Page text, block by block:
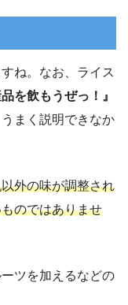
ね。なお、ライス
品を飲もうぜっ！』
まく説明できなか
外の味が調整され
のではありませ
ツを加えるなどの